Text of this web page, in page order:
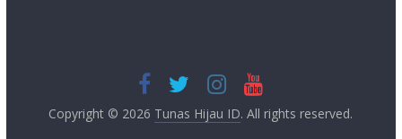
Copyright © 2026 Tunas Hijau ID. All rights reserved.